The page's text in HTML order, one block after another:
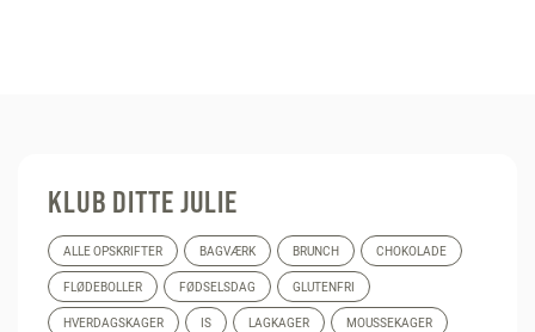
KLUB DITTE JULIE
ALLE OPSKRIFTER BAGVÆRK BRUNCH CHOKOLADE
FLØDEBOLLER FØDSELSDAG GLUTENFRI
HVERDAGSKAGER IS LAGKAGER MOUSSEKAGER